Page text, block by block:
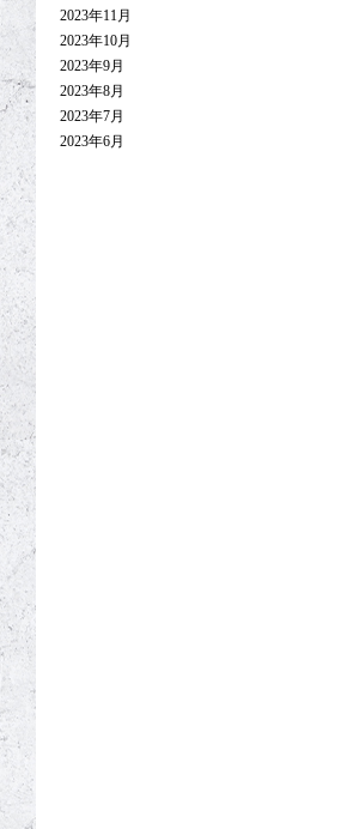
2023年11月
2023年10月
2023年9月
2023年8月
2023年7月
2023年6月